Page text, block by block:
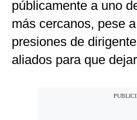
públicamente a uno
más cercanos, pese
presiones de
aliados para que